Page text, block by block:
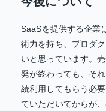
SaaSを提供する企業
術力を持ち、プロダ
いと思っています。
発が終わっても、そ
続利用してもらう必
ていただいてからが